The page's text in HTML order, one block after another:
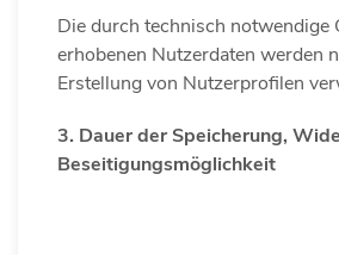
Die durch technisch notwendige
erhobenen Nutzerdaten werden
Erstellung von Nutzerprofilen
3. Dauer der Speicherung,
Beseitigungsmöglichkeit